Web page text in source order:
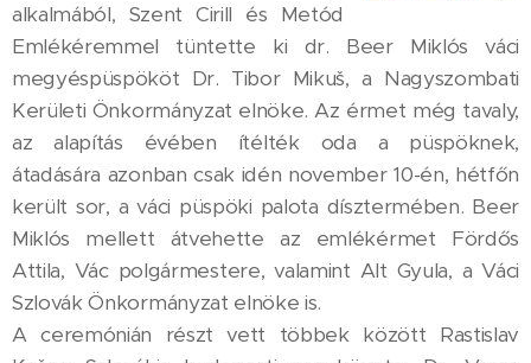
alkalmából, Szent Cirill és Metód
Emlékéremmel tüntette ki dr. Beer Miklós váci
megyéspüspököt Dr. Tibor Mikuš, a Nagyszombati
Kerületi Önkormányzat elnöke. Az érmet még tavaly,
az alapítás évében ítélték oda a püspöknek,
átadására azonban csak idén november 10-én, hétfőn
került sor, a váci püspöki palota dísztermében. Beer
Miklós mellett átvehette az emlékérmet Fördős
Attila, Vác polgármestere, valamint Alt Gyula, a Váci
Szlovák Önkormányzat elnöke is.
A ceremónián részt vett többek között Rastislav